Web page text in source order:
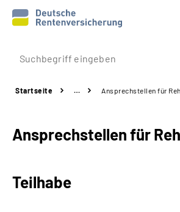
Prävention
Rente
Startseite … Ansprechstellen für
Ansprechstellen für
Teilhabe